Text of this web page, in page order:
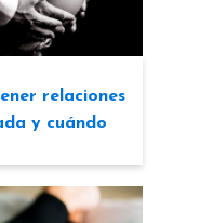
relaciones
y cuándo